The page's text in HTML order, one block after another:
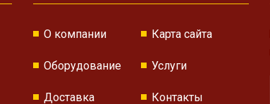
О компании Карта сайта
Оборудование Услуги
Доставка Контакты